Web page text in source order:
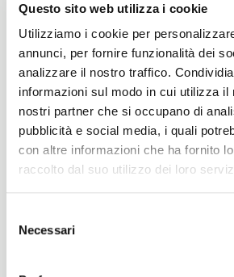
Questo sito web utilizza i cookie
Utilizziamo i cookie per
annunci, per fornire funzionalità dei
analizzare il nostro traffico.
informazioni sul modo in cui utilizza il
nostri partner che si occupano di
pubblicità e social media, i quali
con altre informazioni che ha fornito
raccolto dal suo utilizzo dei loro
delNecessari